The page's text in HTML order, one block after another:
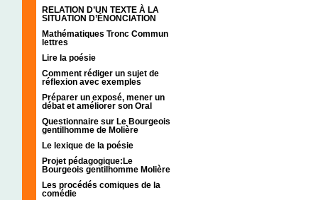
RELATION D’UN TEXTE À LA
SITUATION D’ÉNONCIATION
Mathématiques Tronc Commun
lettres
Lire la poésie
Comment rédiger un sujet de
réflexion avec exemples
Préparer un exposé, mener un
débat et améliorer son Oral
Questionnaire sur Le Bourgeois
gentilhomme de Molière
Le lexique de la poésie
Projet pédagogique:Le
Bourgeois gentilhomme Molière
Les procédés comiques de la
comédie